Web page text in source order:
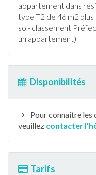
appartement dans
type T2 de 46 m2 plus
sol- classement
un appartement)
Disponibilités
Pour connaître
veuillez contacter
Tarifs